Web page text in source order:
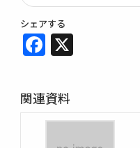
シェアする
Facebook
関連資料